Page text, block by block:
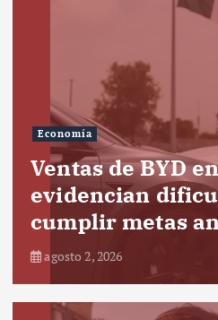
Economía
Ventas de BYD
evidencian
cumplir metas
agosto 2, 2026